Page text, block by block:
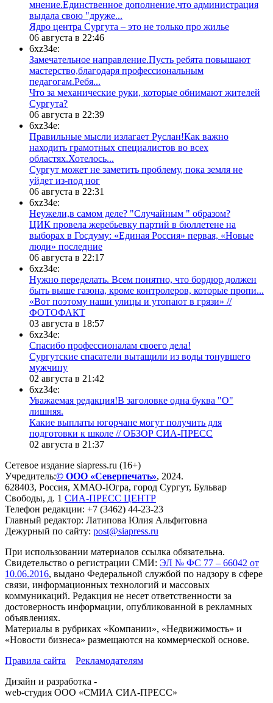
мнение.Единственное дополнение,что администрация
выдала свою "друже...
​Ядро центра Сургута ‒ это не только про жилье
06 августа в 22:46
6xz34e:
Замечательное направление.Пусть ребята повышают
мастерство,благодаря профессиональным
педагогам.Ребя...
​Что за механические руки, которые обнимают жителей
Сургута?
06 августа в 22:39
6xz34e:
Правильные мысли излагает Руслан!Как важно
находить грамотных специалистов во всех
областях.Хотелось...
Сургут может не заметить проблему, пока земля не
уйдет из-под ног
06 августа в 22:31
6xz34e:
Неужели,в самом деле? "Случайным " образом?
ЦИК провела жеребьевку партий в бюллетене на
выборах в Госдуму: «Единая Россия» первая, «Новые
люди» последние
06 августа в 22:17
6xz34e:
Нужно переделать. Всем понятно, что бордюр должен
быть выше газона, кроме контролеров, которые пропи...
«Вот поэтому наши улицы и утопают в грязи» //
ФОТОФАКТ
03 августа в 18:57
6xz34e:
Спасибо профессионалам своего дела!
Сургутские спасатели вытащили из воды тонувшего
мужчину
02 августа в 21:42
6xz34e:
Уважаемая редакция!В заголовке одна буква "О"
лишняя.
Какие выплаты югорчане могут получить для
подготовки к школе // ОБЗОР СИА-ПРЕСС
02 августа в 21:37
Сетевое издание siapress.ru (16+)
Учредитель:© ООО «Северпечать», 2024.
628403, Россия, ХМАО-Югра, город Сургут, Бульвар
Свободы, д. 1 СИА-ПРЕСС ЦЕНТР
Телефон редакции: +7 (3462) 44-23-23
Главный редактор: Латипова Юлия Альфитовна
Дежурный по сайту: post@siapress.ru
При использовании материалов ссылка обязательна.
Свидетельство о регистрации СМИ: ЭЛ № ФС 77 – 66042 от
10.06.2016, выдано Федеральной службой по надзору в сфере
связи, информационных технологий и массовых
коммуникаций. Редакция не несет ответственности за
достоверность информации, опубликованной в рекламных
объявлениях.
Материалы в рубриках «Компании», «Недвижимость» и
«Новости бизнеса» размещаются на коммерческой основе.
Правила сайта
Рекламодателям
Дизайн и разработка -
web-студия ООО «СМИА СИА-ПРЕСС»